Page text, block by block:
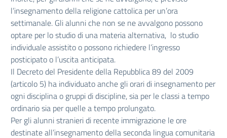
l’insegnamento della religione cattolica per un’ora
settimanale. Gli alunni che non se ne avvalgono possono
optare per lo studio di una materia alternativa, lo studio
individuale assistito o possono richiedere l’ingresso
posticipato o l’uscita anticipata.
Il Decreto del Presidente della Repubblica 89 del 2009
(articolo 5) ha individuato anche gli orari di insegnamento per
ogni disciplina o gruppi di discipline, sia per le classi a tempo
ordinario sia per quelle a tempo prolungato.
Per gli alunni stranieri di recente immigrazione le ore
destinate all’insegnamento della seconda lingua comunitaria